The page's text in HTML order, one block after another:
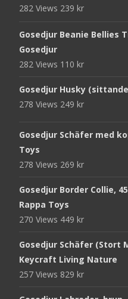
282 Views 239 kr
Gosedjur Beanie Bellies
Gosedjur
282 Views 110 kr
Gosedjur Husky
278 Views 249 kr
Gosedjur Schäfer med
Toys
278 Views 269 kr
Gosedjur Border Collie,
Rappa Toys
270 Views 449 kr
Gosedjur Schäfer (Stort
Keycraft Living Nature
257 Views 829 kr